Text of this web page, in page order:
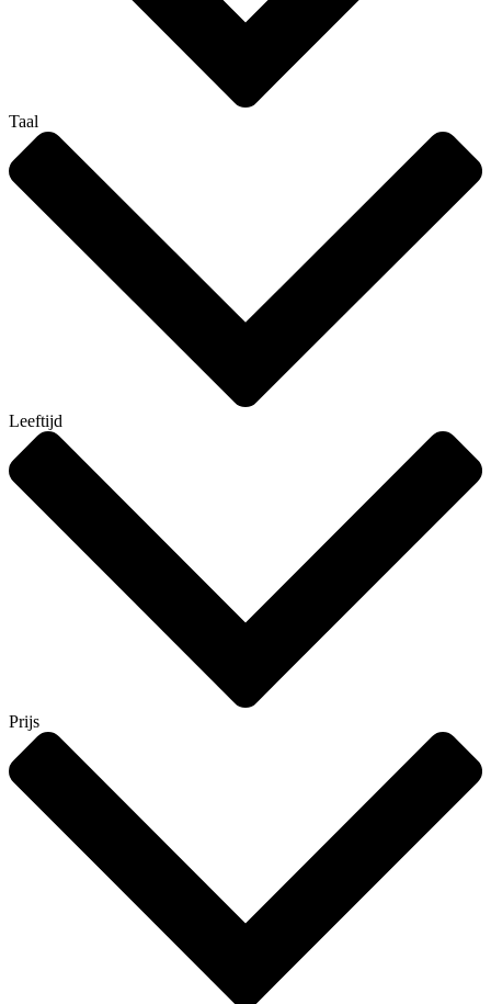
Taal
Leeftijd
Prijs